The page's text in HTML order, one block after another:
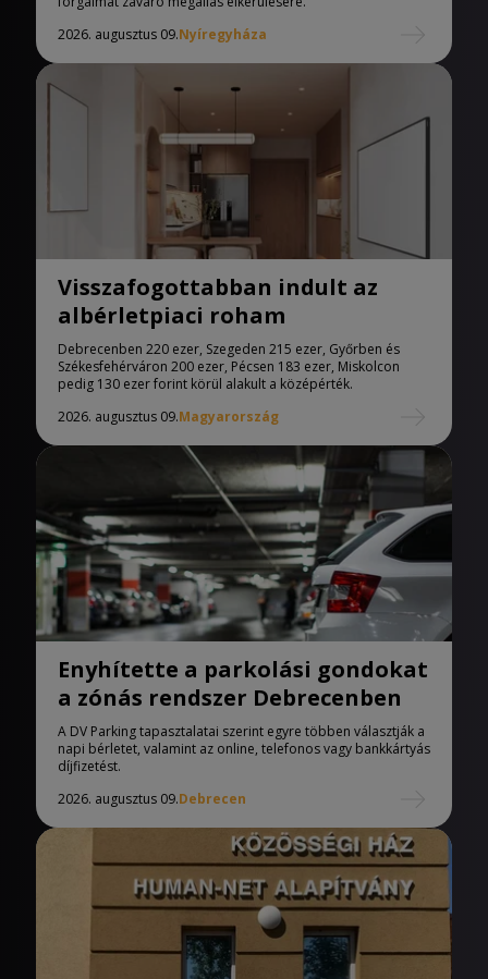
2026. augusztus 09.Nyíregyháza
Visszafogottabban indult az
albérletpiaci roham
Debrecenben 220 ezer, Szegeden 215 ezer, Győrben és
Székesfehérváron 200 ezer, Pécsen 183 ezer, Miskolcon
pedig 130 ezer forint körül alakult a középérték.
2026. augusztus 09.Magyarország
Enyhítette a parkolási gondokat
a zónás rendszer Debrecenben
A DV Parking tapasztalatai szerint egyre többen választják a
napi bérletet, valamint az online, telefonos vagy bankkártyás
díjfizetést.
2026. augusztus 09.Debrecen